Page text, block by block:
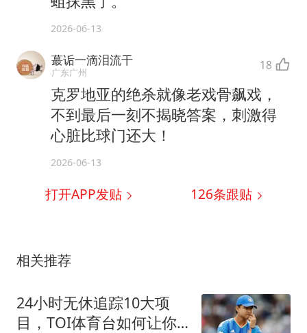
2026-06-13
蕞诟一滴泪流干
广东广州 18
克罗地亚的绝杀就像老戏骨飙戏，
不到最后一刻不揭晓答案，刺激得
心脏比球门还大！
2026-06-13
打开APP发贴 126条跟贴
相关推荐
24小时无休追踪10大项
目，TOI体育台如何让你